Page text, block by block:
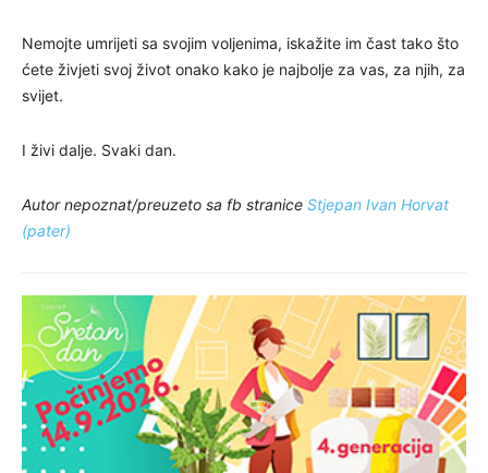
Nemojte umrijeti sa svojim voljenima, iskažite im čast tako što
ćete živjeti svoj život onako kako je najbolje za vas, za njih, za
svijet.
I živi dalje. Svaki dan.
Autor nepoznat/preuzeto sa fb stranice Stjepan Ivan Horvat
(pater)